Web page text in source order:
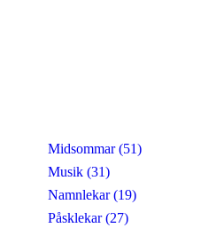
Midsommar (51)
Musik (31)
Namnlekar (19)
Påsklekar (27)